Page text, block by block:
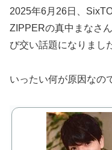
2025年6月26日、
ZIPPERの真中まなさ
び交い話題になりまし
いったい何が原因なの